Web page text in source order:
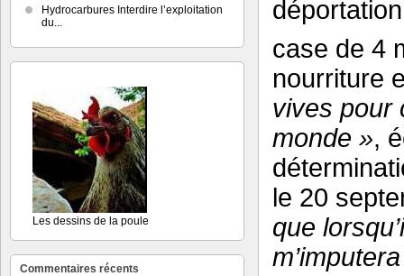
Hydrocarbures Interdire l’exploitation
du...
Les dessins de la poule
Commentaires récents
case de 4
nourriture
vives pour
monde »,
le 20
que